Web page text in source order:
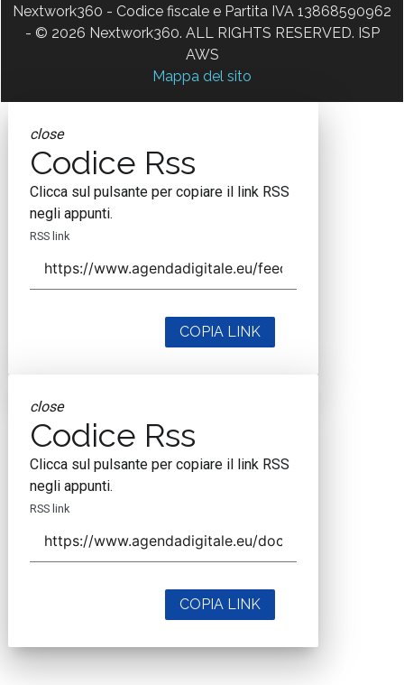
Nextwork360 - Codice fiscale e Partita IVA 13868590962
- © 2026 Nextwork360. ALL RIGHTS RESERVED. ISP
AWS
Mappa del sito
close
Codice Rss
Clicca sul pulsante per copiare il link RSS
negli appunti.
RSS link
COPIA LINK
close
Codice Rss
Clicca sul pulsante per copiare il link RSS
negli appunti.
RSS link
COPIA LINK